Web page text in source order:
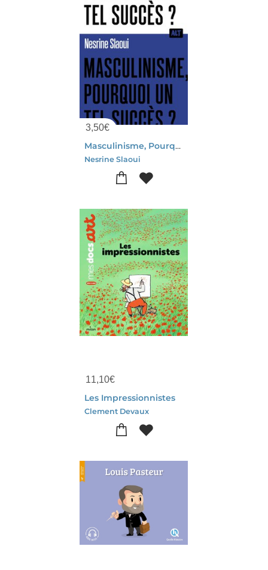
3,50€
Masculinisme, Pourquoi Un Tel Succes ?
Nesrine Slaoui
11,10€
Les Impressionnistes
Clement Devaux